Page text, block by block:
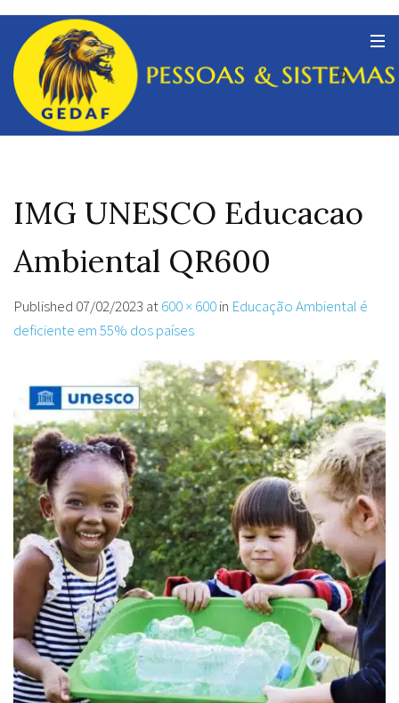
IMG UNESCO Educacao
Ambiental QR600
Published 07/02/2023 at600 × 600in Educação Ambiental é
deficiente em 55% dos países